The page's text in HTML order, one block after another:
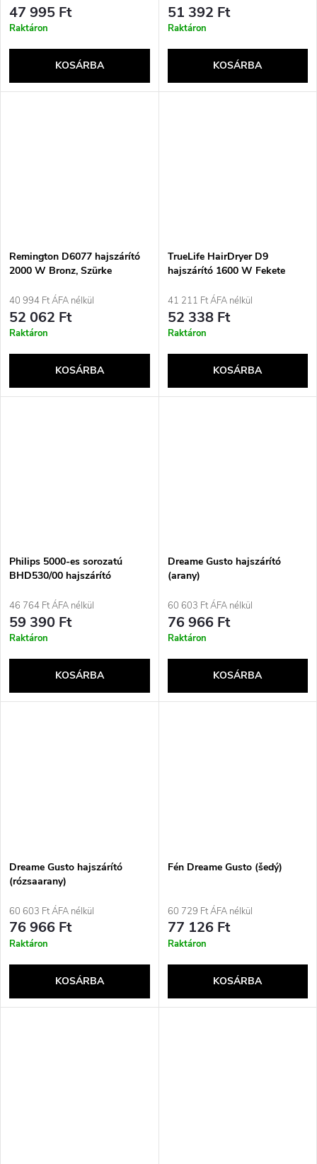
47 995 Ft
Raktáron
KOSÁRBA
51 392 Ft
Raktáron
KOSÁRBA
Remington D6077 hajszárító
2000 W Bronz, Szürke
40 994 Ft ÁFA nélkül
52 062 Ft
Raktáron
KOSÁRBA
TrueLife HairDryer D9
hajszárító 1600 W Fekete
41 211 Ft ÁFA nélkül
52 338 Ft
Raktáron
KOSÁRBA
Philips 5000-es sorozatú
BHD530/00 hajszárító
és 2300 W teljesítménnyel
46 764 Ft ÁFA nélkül
59 390 Ft
Raktáron
KOSÁRBA
Dreame Gusto hajszárító
(arany)
60 603 Ft ÁFA nélkül
76 966 Ft
Raktáron
KOSÁRBA
Dreame Gusto hajszárító
(rózsaarany)
60 603 Ft ÁFA nélkül
76 966 Ft
Raktáron
KOSÁRBA
Fén Dreame Gusto (šedý)
60 729 Ft ÁFA nélkül
77 126 Ft
Raktáron
KOSÁRBA